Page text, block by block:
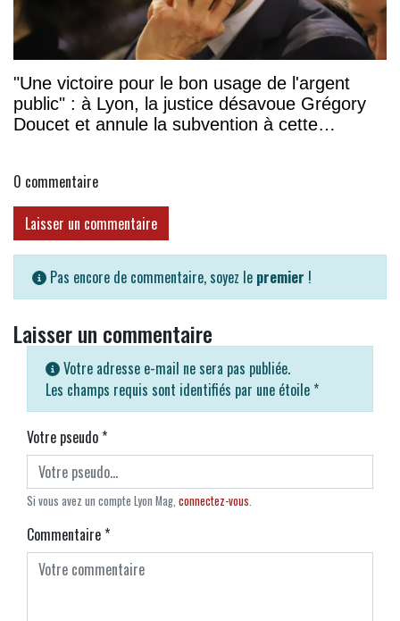
"Une victoire pour le bon usage de l'argent
public" : à Lyon, la justice désavoue Grégory
Doucet et annule la subvention à cette
0 commentaire
Laisser un commentaire
Pas encore de commentaire, soyez le premier !
Laisser un commentaire
Votre adresse e-mail ne sera pas publiée.
Les champs requis sont identifiés par une étoile *
Votre pseudo*
Si vous avez un compte Lyon Mag, connectez-vous
Commentaire*